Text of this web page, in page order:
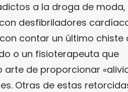
a la droga de moda,
desfibriladores
contar un último chiste
o un fisioterapeuta que
de proporcionar
Otras de estas